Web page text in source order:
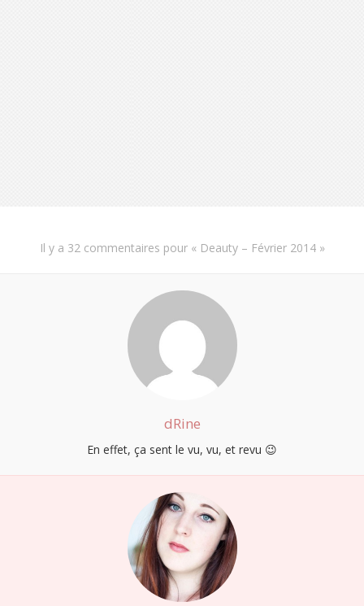
Il y a 32 commentaires pour « Deauty – Février 2014»
dRine
En effet, ça sent le vu, vu, et revu 😉